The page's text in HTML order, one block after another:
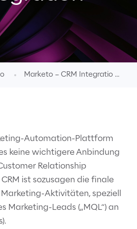
Marketo – CRM Integratio ...
Automation-Plattform
keine wichtigere Anbindung
Relationship
ist sozusagen die finale
Aktivitäten, speziell
Marketing-Leads („MQL“) an